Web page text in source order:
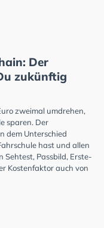
Der
zukünftig
zweimal umdrehen,
sparen. Der
dem Unterschied
hast und allen
Sehtest, Passbild, Erste-
Kostenfaktor auch von